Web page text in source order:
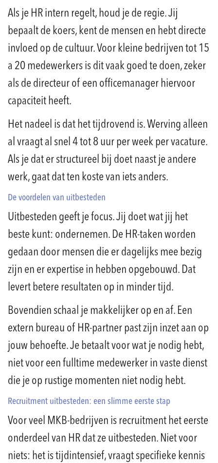
Als je HR intern regelt, houd je de regie. Jij
bepaalt de koers, kent de mensen en hebt directe
invloed op de cultuur. Voor kleine bedrijven tot 15
a 20 medewerkers is dit vaak goed te doen, zeker
als de directeur of een officemanager hiervoor
capaciteit heeft.
Het nadeel is dat het tijdrovend is. Werving alleen
al vraagt al snel 4 tot 8 uur per week per vacature.
Als je dat er structureel bij doet naast je andere
werk, gaat dat ten koste van iets anders.
De voordelen van uitbesteden
Uitbesteden geeft je focus. Jij doet wat jij het
beste kunt: ondernemen. De HR-taken worden
gedaan door mensen die er dagelijks mee bezig
zijn en er expertise in hebben opgebouwd. Dat
levert betere resultaten op in minder tijd.
Bovendien schaal je makkelijker op en af. Een
extern bureau of HR-partner past zijn inzet aan op
jouw behoefte. Je betaalt voor wat je nodig hebt,
niet voor een fulltime medewerker in vaste dienst
die je op rustige momenten niet nodig hebt.
Recruitment uitbesteden: een slimme eerste stap
Voor veel MKB-bedrijven is recruitment het eerste
onderdeel van HR dat ze uitbesteden. Niet voor
niets: het is tijdintensief, vraagt specifieke kennis